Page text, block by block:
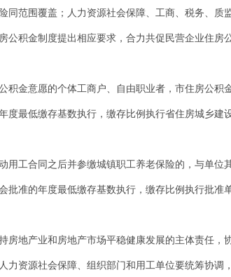
范围覆盖；人力资源社会保障、工商、税务、质
积金制度提出相应要求，合力共促民营企业住房
金意愿的个体工商户、自由职业者，市住房公积
最低缴存基数执行，缴存比例执行省住房城乡建
用工合同之后并参缴城镇职工养老保险的，与单位
准的年度最低缴存基数执行，缴存比例执行批准
地产业和房地产市场平稳健康发展的主体责任，
资源社会保障、组织部门和用工单位要统筹协调